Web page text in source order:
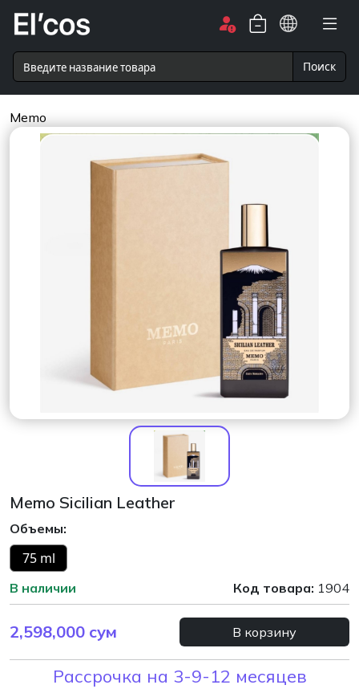
Поиск
Memo
Memo Sicilian Leather
Объемы:
75 ml
В наличии Код товара: 1904
2,598,000 сум В корзину
Рассрочка на 3-9-12 месяцев